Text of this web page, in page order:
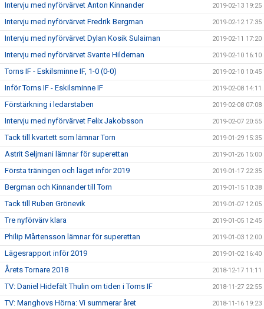
Intervju med nyförvärvet Anton Kinnander 2019-02-13 19:25
Intervju med nyförvärvet Fredrik Bergman 2019-02-12 17:35
Intervju med nyförvärvet Dylan Kosik Sulaiman 2019-02-11 17:20
Intervju med nyförvärvet Svante Hildeman 2019-02-10 16:10
Torns IF - Eskilsminne IF, 1-0 (0-0) 2019-02-10 10:45
Inför Torns IF - Eskilsminne IF 2019-02-08 14:11
Förstärkning i ledarstaben 2019-02-08 07:08
Intervju med nyförvärvet Felix Jakobsson 2019-02-07 20:55
Tack till kvartett som lämnar Torn 2019-01-29 15:35
Astrit Seljmani lämnar för superettan 2019-01-26 15:00
Första träningen och läget inför 2019 2019-01-17 22:35
Bergman och Kinnander till Torn 2019-01-15 10:38
Tack till Ruben Grönevik 2019-01-07 12:05
Tre nyförvärv klara 2019-01-05 12:45
Philip Mårtensson lämnar för superettan 2019-01-03 12:00
Lägesrapport inför 2019 2019-01-02 16:40
Årets Tornare 2018 2018-12-17 11:11
TV: Daniel Hidefält Thulin om tiden i Torns IF 2018-11-27 22:55
TV: Manghovs Hörna: Vi summerar året 2018-11-16 19:23